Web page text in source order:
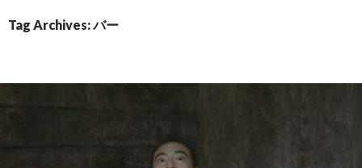
Tag Archives: バー